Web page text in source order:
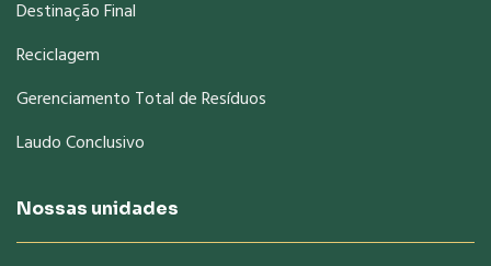
Destinação Final
Reciclagem
Gerenciamento Total de Resíduos
Laudo Conclusivo
Nossas unidades